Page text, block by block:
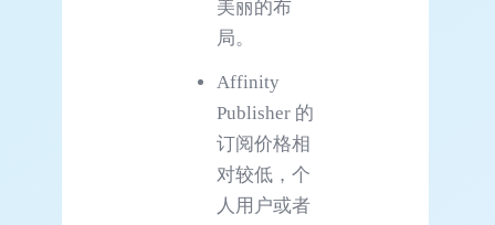
美丽的布
局。
Affinity
Publisher 的
订阅价格相
对较低，个
人用户或者